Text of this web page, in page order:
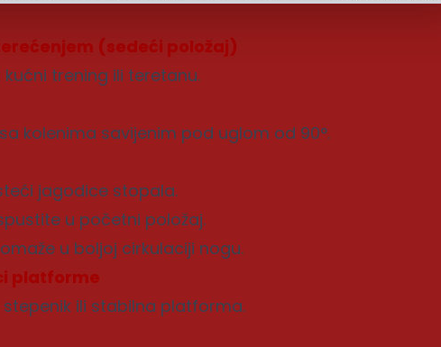
(sedeći položaj)
trening ili teretanu.
kolenima savijenim pod uglom od 90°.
jagodice stopala.
u početni položaj.
u boljoj cirkulaciji nogu.
platforme
ili stabilna platforma.